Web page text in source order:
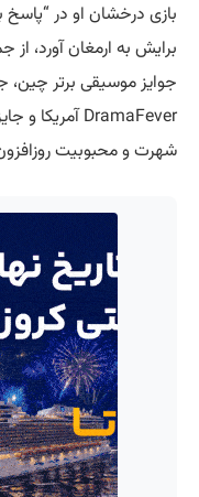
برایش به ارمغان آورد، از
جوایز موسیقی برتر چین،
شهرت و محبوبیت